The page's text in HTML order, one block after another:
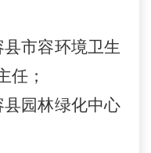
县市容环境卫生
任；
县园林绿化中心